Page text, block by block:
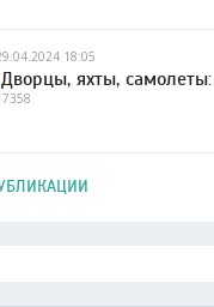
18:05
Дворцы, яхты,